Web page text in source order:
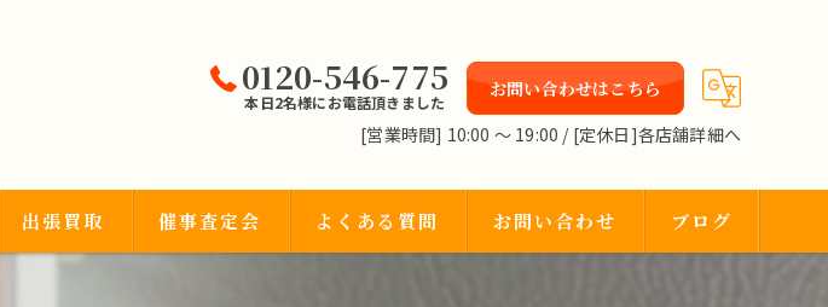
0120-546-775
本日2名様にお電話頂きました
お問い合わせはこちら
[営業時間] 10:00 〜 19:00 / [定休日]各店舗詳細へ
出張買取 催事査定会 よくある質問 お問い合わせ ブログ